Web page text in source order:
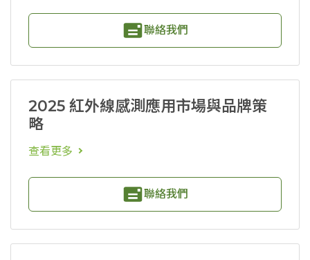
聯絡我們
2025 紅外線感測應用市場與品牌策
略
查看更多
聯絡我們